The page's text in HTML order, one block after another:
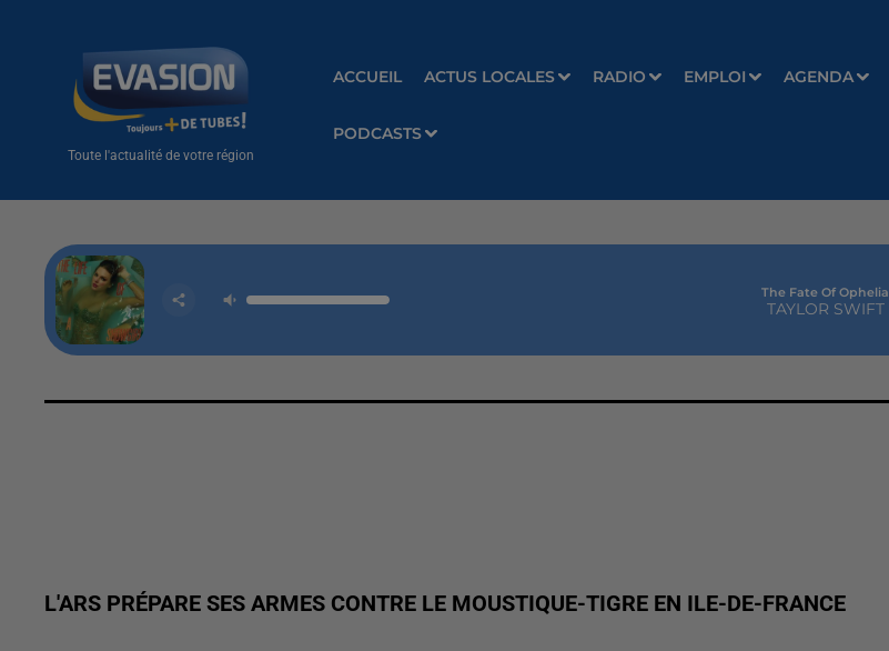
Toute l'actualité de votre région
ACCUEIL ACTUS LOCALES RADIO EMPLOI AGENDA
PODCASTS
The Fate Of Ophelia
TAYLOR SWIFT
L'ARS PRÉPARE SES ARMES CONTRE LE MOUSTIQUE-TIGRE EN ILE-DE-FRANCE